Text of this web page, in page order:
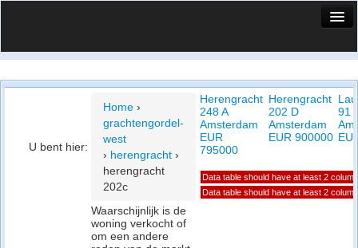
Vergelijk prijsposities - wijk
U bent hier:
Home ›
grachtengordel-
west
› herengracht ›
herengracht
202c
Waarschijnlijk is de
woning verkocht of
om een andere
Herengracht
248 A
Amsterdam
EUR
795000
Herengracht
202 D
Amsterdam
EUR 900000
91
Data table should have at least 2
Data table should have at least 2